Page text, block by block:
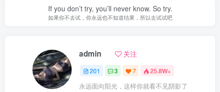
If you don’t try, you’ll never know. So try.
如果你不去试，你永远也不知道结果，所以去试试吧
admin 关注
201 3 7 25.8W+
永远面向阳光，这样你就看不见阴影了